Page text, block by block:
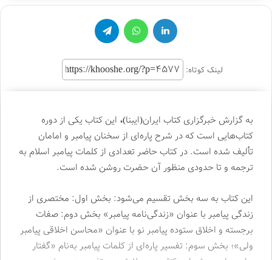
لینکدین واتس آپ تلگرام
لینک کوتاه:
به گزارش خبرگزاری کتاب ایران(ایبنا)، این کتاب یکی از دوره
کتاب‌هایی است که در شرح پاره‌ای از سخنان پیامبر و امامان
تألیف شده است. در کتاب حاضر تعدادی از کلمات پیامبر اسلام به
ترجمه و تا حدودی منظور آن حضرت روشن شده است.
این کتاب به سه بخش تقسیم می‌شود: بخش اول: مختصری از
زندگی پیامبر با عنوان «زندگی‌نامه پیامبر» بخش دوم: صفات
برجسته و اخلاق ستوده پیامبر نو با عنوان «محاسن اخلاقی پیامبر
ولی»؛ بخش سوم: تفسیر پاره‌ای از کلمات پیامبر به‌نام «گفتار